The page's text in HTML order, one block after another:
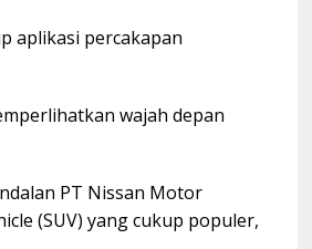
aplikasi percakapan
wajah depan
PT Nissan Motor
(SUV) yang cukup populer,